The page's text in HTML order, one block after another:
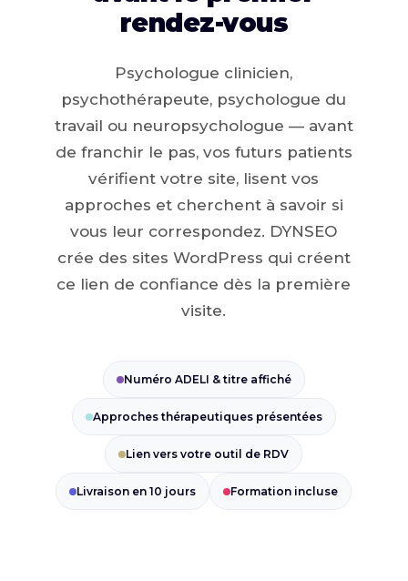
rendez-vous
Psychologue clinicien,
psychothérapeute, psychologue du
travail ou neuropsychologue — avant
de franchir le pas, vos futurs patients
vérifient votre site, lisent vos
approches et cherchent à savoir si
vous leur correspondez. DYNSEO
crée des sites WordPress qui créent
ce lien de confiance dès la première
visite.
Numéro ADELI & titre affiché
Approches thérapeutiques présentées
Lien vers votre outil de RDV
Livraison en 10 jours Formation incluse